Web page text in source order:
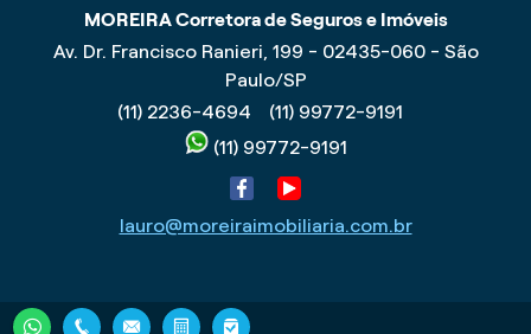
MOREIRA Corretora de Seguros e Imóveis
Av. Dr. Francisco Ranieri, 199 - 02435-060 - São
Paulo/SP
(11) 2236-4694
(11) 99772-9191
(11) 99772-9191
lauro@moreiraimobiliaria.com.br